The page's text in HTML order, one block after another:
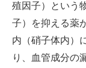
殖因子）という
子）を抑える薬
内（硝子体内）
り、血管成分の